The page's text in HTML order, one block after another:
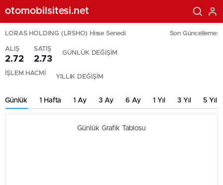
otomobilsitesi.net
LORAS HOLDING (LRSHO) Hisse Senedi Son Güncelleme:
ALIŞ
2.72
SATIŞ
2.73
GÜNLÜK DEĞİŞİM
İŞLEM HACMİ YILLIK DEĞİŞİM
Günlük 1 Hafta 1 Ay 3 Ay 6 Ay 1 Yıl 3 Yıl 5 Yıl
Günlük Grafik Tablosu